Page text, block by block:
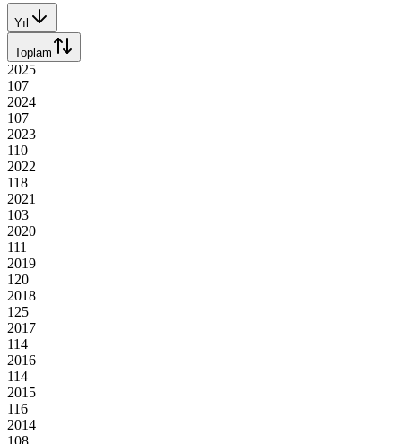
Yıl
Toplam
2025
107
2024
107
2023
110
2022
118
2021
103
2020
111
2019
120
2018
125
2017
114
2016
114
2015
116
2014